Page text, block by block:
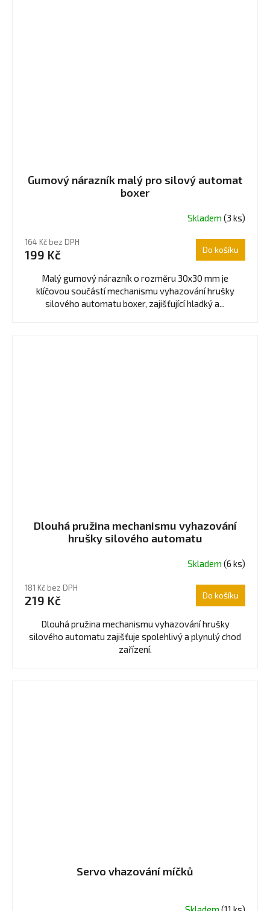
Gumový nárazník malý pro silový automat
boxer
Skladem (3 ks)
164 Kč bez DPH
199 Kč Do košíku
Malý gumový nárazník o rozměru 30x30 mm je
klíčovou součástí mechanismu vyhazování hrušky
silového automatu boxer, zajišťující hladký a...
Dlouhá pružina mechanismu vyhazování
hrušky silového automatu
Skladem (6 ks)
181 Kč bez DPH
219 Kč Do košíku
Dlouhá pružina mechanismu vyhazování hrušky
silového automatu zajišťuje spolehlivý a plynulý chod
zařízení.
Servo vhazování míčků